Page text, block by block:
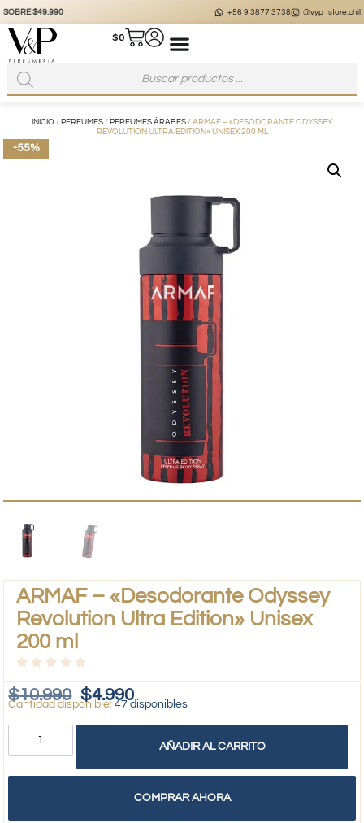
@vyp_store.chile vypstore.cl
$0
INICIO / PERFUMES / PERFUMES ÁRABES / ARMAF – «DESODORANTE ODYSSEY
REVOLUTION ULTRA EDITION» UNISEX 200 ML
-55%
ARMAF – «Desodorante Odyssey
Revolution Ultra Edition» Unisex
200 ml
$10.990 $4.99047 disponibles
AÑADIR AL CARRITO
COMPRAR AHORA